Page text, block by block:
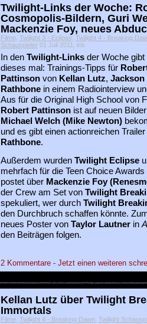
Twilight-Links der Woche:
Cosmopolis-Bildern, Guri
Mackenzie Foy, neues
Filme, Twilight 3 - Eclipse, Twilight 4 - Breaking
Schauspieler01 Juli 2011, iris
In den Twilight-Linksder Woche gibt
dieses mal: Trainings-Tipps für
Pattinsonvon Kellan Lutz, Jackson
Rathbonein einem Radiointerview
Aus für die Original High School von
Robert Pattinsonist auf neuen
Michael Welch (Mike Newton)
und es gibt einen actionreichen
Rathbone.
Außerdem wurden Twilight Eclipse
mehrfach für die Teen Choice
postet über Mackenzie Foy
der Crew am Set von Twilight
spekuliert, wer durch Twilight
den Durchbruch schaffen könnte.
neues Poster von Taylor Lautnerin
den Beiträgen folgen.
2 Kommentare - Jetzt einen weiteren
Kellan Lutz über Twilight
Immortals
Filme, Twilight 4 - Breaking Dawn, Twilight